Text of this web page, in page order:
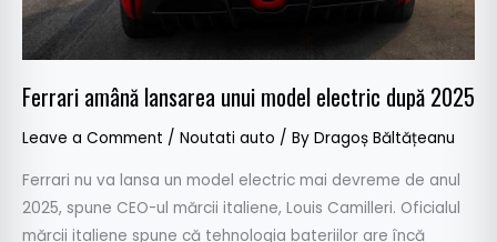
Ferrari amână lansarea unui model electric după 2025
Leave a Comment / Noutati auto / By Dragoș Băltățeanu
Ferrari nu va lansa un model electric mai devreme de anul
2025, spune CEO-ul mărcii italiene, Louis Camilleri. Oficialul
mărcii italiene spune că tehnologia bateriilor are încă
2025